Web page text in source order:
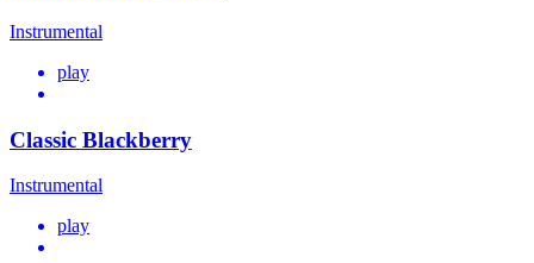
Instrumental
play
Classic Blackberry
Instrumental
play